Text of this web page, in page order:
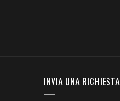
INVIA UNA RICHIESTA